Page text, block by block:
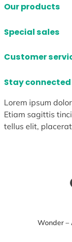
Our products
Special sales
Customer
Stay connected
Lorem ipsum
Etiam sagittis
tellus elit,
Wonder –